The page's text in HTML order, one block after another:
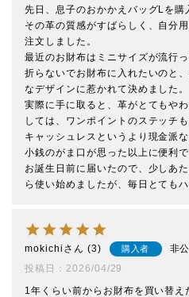
先日、息子のおかかえバッグLを購
その革の質感がすばらしく、自分
注文しました。
最近のお財布はミニサイズが流行
折らないでお財布に入れたいのと
なデザインに惹かれて決めました。
実際に手に取ると、革がとてもや
しては、ワンポイントのステッチ
キャッシュレスというより現金派
小銭のがま口が思った以上に便利で
お誕生日前に届いたので、少しあ
ら使い始めましたが、毎日とてもハ
mokichi 3 購入者
非
投稿日
2026/04/29
1年くらい前からお財布を買い替